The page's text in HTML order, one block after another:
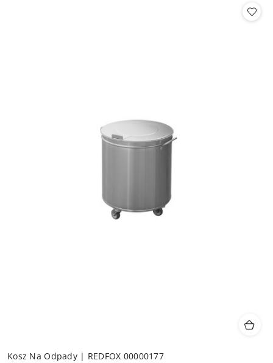
Kosz Na Odpady | REDFOX 00000177